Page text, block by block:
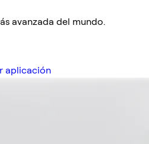
avanzada del mundo.
aplicación